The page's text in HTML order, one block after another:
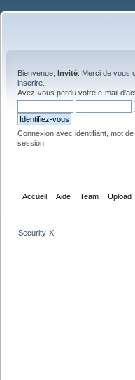
Bienvenue, Invité . Merci de vous
inscrire
Avez-vous perdu votre e-mail
Connexion avec identifiant, mot
session
Accueil Aide Team Upload
Security-X